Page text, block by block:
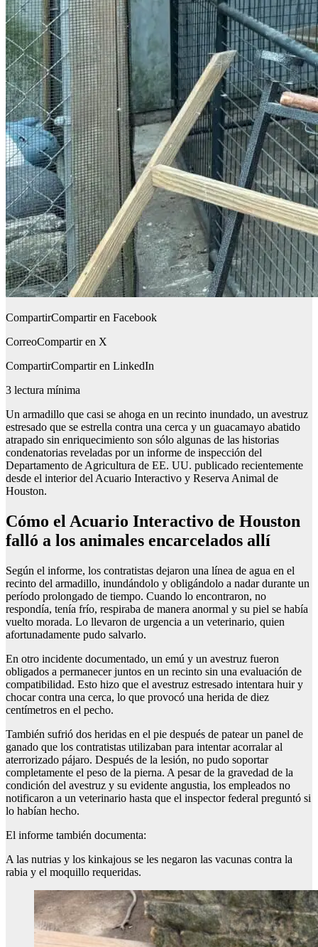
CompartirCompartir en Facebook
CorreoCompartir en X
CompartirCompartir en LinkedIn
3 lectura mínima
Un armadillo que casi se ahoga en un recinto inundado, un avestruz
estresado que se estrella contra una cerca y un guacamayo abatido
atrapado sin enriquecimiento son sólo algunas de las historias
condenatorias reveladas por un informe de inspección del
Departamento de Agricultura de EE. UU. publicado recientemente
desde el interior del Acuario Interactivo y Reserva Animal de
Houston.
Cómo el Acuario Interactivo de Houston
falló a los animales encarcelados allí
Según el informe, los contratistas dejaron una línea de agua en el
recinto del armadillo, inundándolo y obligándolo a nadar durante un
período prolongado de tiempo. Cuando lo encontraron, no
respondía, tenía frío, respiraba de manera anormal y su piel se había
vuelto morada. Lo llevaron de urgencia a un veterinario, quien
afortunadamente pudo salvarlo.
En otro incidente documentado, un emú y un avestruz fueron
obligados a permanecer juntos en un recinto sin una evaluación de
compatibilidad. Esto hizo que el avestruz estresado intentara huir y
chocar contra una cerca, lo que provocó una herida de diez
centímetros en el pecho.
También sufrió dos heridas en el pie después de patear un panel de
ganado que los contratistas utilizaban para intentar acorralar al
aterrorizado pájaro. Después de la lesión, no pudo soportar
completamente el peso de la pierna. A pesar de la gravedad de la
condición del avestruz y su evidente angustia, los empleados no
notificaron a un veterinario hasta que el inspector federal preguntó si
lo habían hecho.
El informe también documenta:
A las nutrias y los kinkajous se les negaron las vacunas contra la
rabia y el moquillo requeridas.